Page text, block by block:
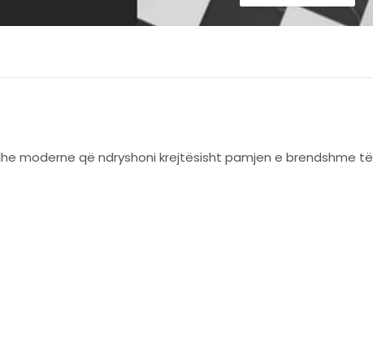
moderne që ndryshoni krejtësisht pamjen e brendshme të